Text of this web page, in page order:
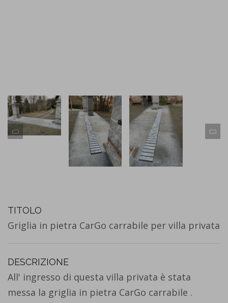
TITOLO
Griglia in pietra CarGo carrabile per villa privata
DESCRIZIONE
All' ingresso di questa villa privata è stata
messa la griglia in pietra CarGo carrabile .